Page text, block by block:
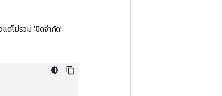
แต่ไม่รวม 'ขีดจำกัด'